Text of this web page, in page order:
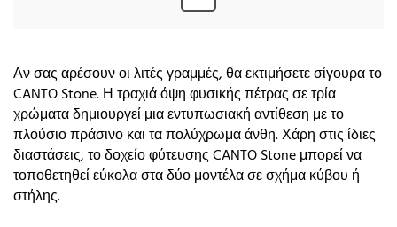
Αν σας αρέσουν οι λιτές γραμμές, θα εκτιμήσετε σίγουρα το
CANTO Stone. Η τραχιά όψη φυσικής πέτρας σε τρία
χρώματα δημιουργεί μια εντυπωσιακή αντίθεση με το
πλούσιο πράσινο και τα πολύχρωμα άνθη. Χάρη στις ίδιες
διαστάσεις, το δοχείο φύτευσης CANTO Stone μπορεί να
τοποθετηθεί εύκολα στα δύο μοντέλα σε σχήμα κύβου ή
στήλης.